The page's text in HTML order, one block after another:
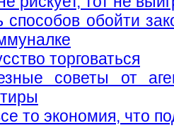
способов обойти
торговаться
советы от
то экономия, что